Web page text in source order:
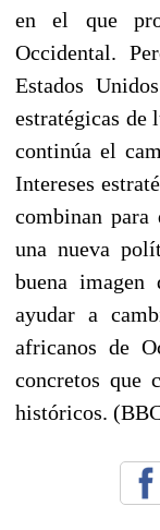
en el que
Occidental.
Estados
estratégicas de
continúa el
Intereses
combinan
una nueva
buena imagen
ayudar a
africanos de
concretos que
históricos.